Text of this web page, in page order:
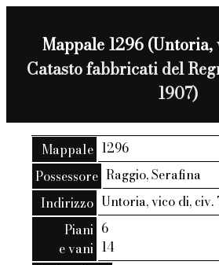
Mappale 1296 (Untoria,
Catasto fabbricati del
1907)
Mappale 1296
Possessore Raggio, Serafina
Indirizzo Untoria, vico di, civ.
Piani
e vani
6
14